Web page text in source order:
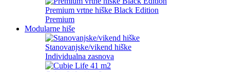
Premium vrtne hiške Black Edition
Premium
Modularne hiše
Stanovanjske/vikend hiške
Individualna zasnova